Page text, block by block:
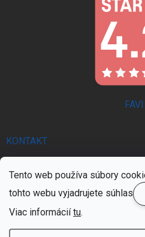
Tento web používa súbory
tohto webu vyjadrujete súhlas
Viac informáciítu.
FAVI
KONTAKT
0902 521 357 |
0902 521 357 |